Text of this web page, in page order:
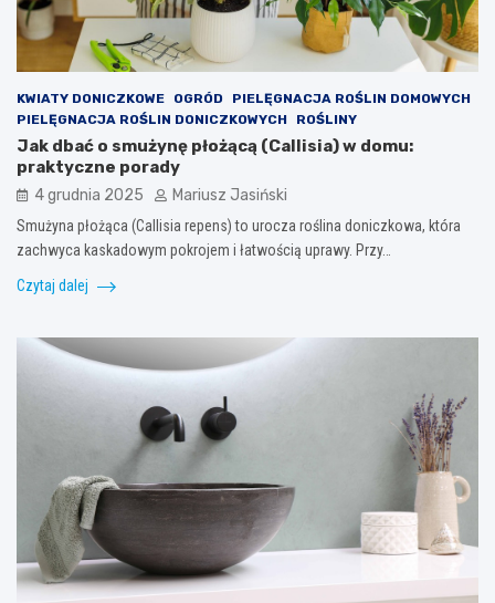
KWIATY DONICZKOWE OGRÓD
PIELĘGNACJA ROŚLIN DOMOWYCH
PIELĘGNACJA ROŚLIN DONICZKOWYCH
ROŚLINY
Jak dbać o smużynę płożącą (Callisia) w domu:
praktyczne porady
4 grudnia 2025 Mariusz Jasiński
Smużyna płożąca (Callisia repens) to urocza roślina doniczkowa, która
zachwyca kaskadowym pokrojem i łatwością uprawy. Przy…
Czytaj dalej